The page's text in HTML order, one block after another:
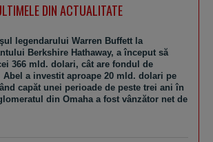
DIN ACTUALITATE
legendarului Warren Buffett la
Berkshire Hathaway, a început să
366 mld. dolari, cât are fondul de
a investit aproape 20 mld. dolari pe
capăt unei perioade de peste trei ani în
din Omaha a fost vânzător net de